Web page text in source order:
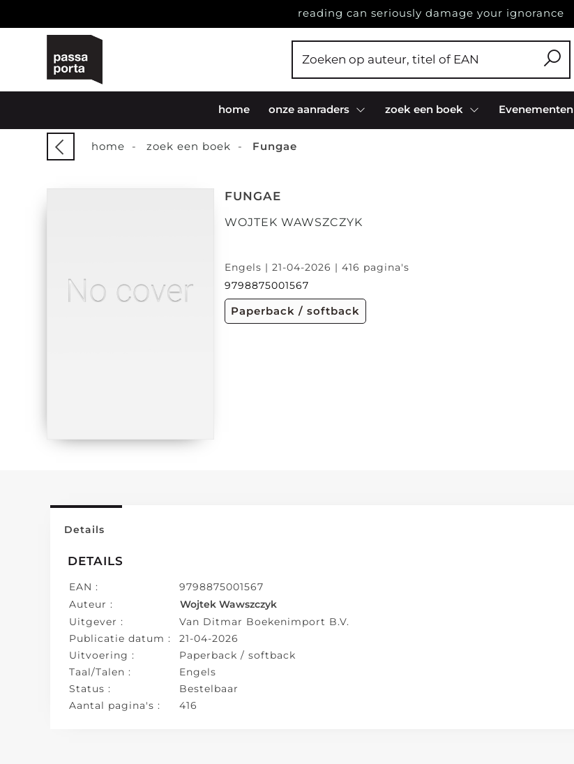
reading can seriously damage your ignorance
home onze aanraders zoek een boek Evenementen
home - zoek een boek - Fungae
FUNGAE
WOJTEK WAWSZCZYK
Engels | 21-04-2026 | 416 pagina's
9798875001567
Paperback / softback
Details
DETAILS
EAN :
9798875001567
Auteur :
Wojtek Wawszczyk
Uitgever :
Van Ditmar Boekenimport B.V.
Publicatie datum :
21-04-2026
Uitvoering :
Paperback / softback
Taal/Talen :
Engels
Status :
Bestelbaar
Aantal pagina's :
416